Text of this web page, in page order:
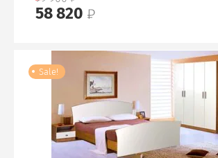
58 820
Sale!